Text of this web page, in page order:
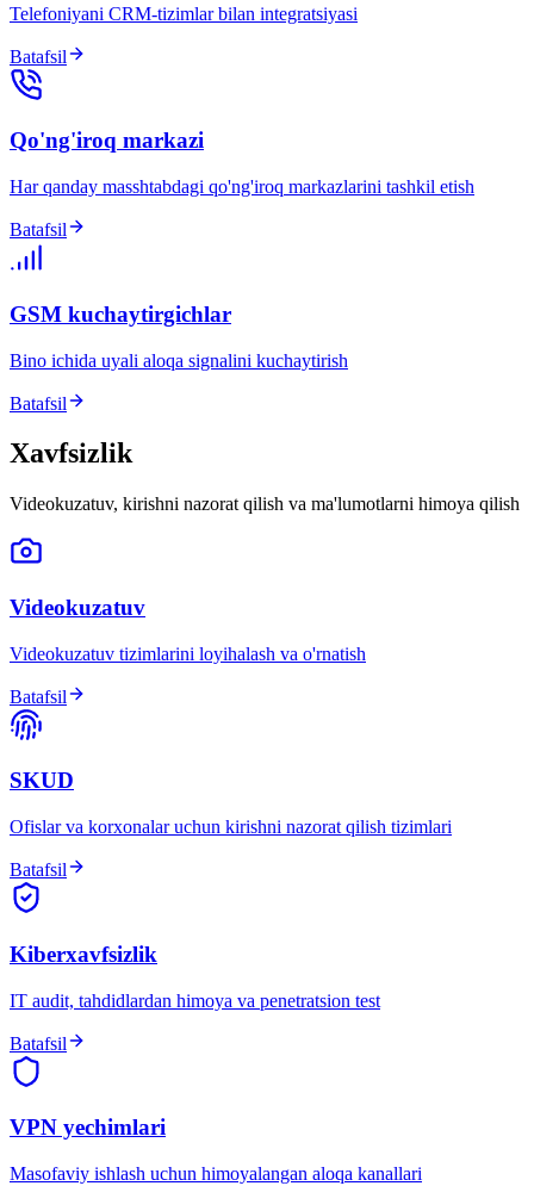
Telefoniyani CRM-tizimlar bilan integratsiyasi
Batafsil
Qo'ng'iroq markazi
Har qanday masshtabdagi qo'ng'iroq markazlarini tashkil etish
Batafsil
GSM kuchaytirgichlar
Bino ichida uyali aloqa signalini kuchaytirish
Batafsil
Xavfsizlik
Videokuzatuv, kirishni nazorat qilish va ma'lumotlarni himoya qilish
Videokuzatuv
Videokuzatuv tizimlarini loyihalash va o'rnatish
Batafsil
SKUD
Ofislar va korxonalar uchun kirishni nazorat qilish tizimlari
Batafsil
Kiberxavfsizlik
IT audit, tahdidlardan himoya va penetratsion test
Batafsil
VPN yechimlari
Masofaviy ishlash uchun himoyalangan aloqa kanallari